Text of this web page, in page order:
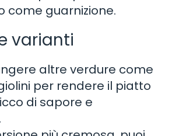
come guarnizione.
varianti
altre verdure come
per rendere il piatto
di sapore e